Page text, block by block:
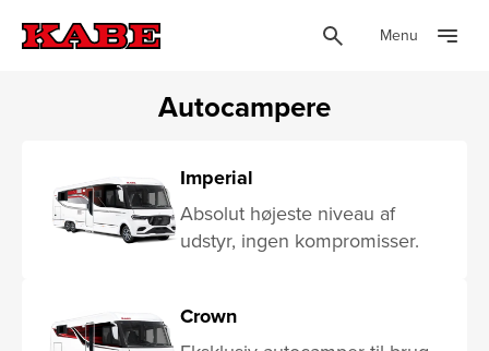
Menu
Autocampere
Imperial
Absolut højeste niveau af
udstyr, ingen kompromisser.
Crown